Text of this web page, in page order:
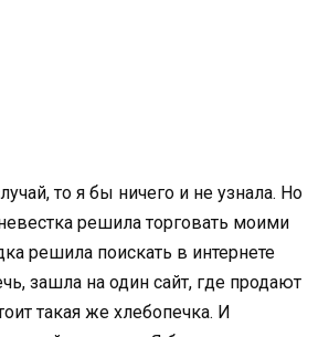
то я бы ничего и не узнала. Но
решила торговать моими
решила поискать в интернете
зашла на один сайт, где продают
такая же хлебопечка. И